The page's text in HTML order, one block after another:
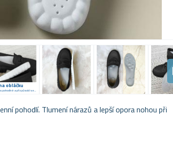
obláčku
Vložky jsou pohodlné a přizpůsobí se chodidlům
pohodlí. Tlumení nárazů a lepší opora nohou při